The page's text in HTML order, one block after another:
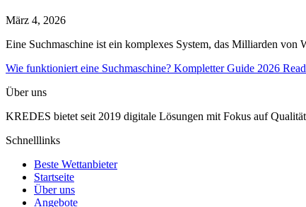
März 4, 2026
Eine Suchmaschine ist ein komplexes System, das Milliarden
Wie funktioniert eine Suchmaschine? Kompletter Guide 2026
Über uns
KREDES bietet seit 2019 digitale Lösungen mit Fokus auf
Schnelllinks
Beste Wettanbieter
Startseite
Über uns
Angebote